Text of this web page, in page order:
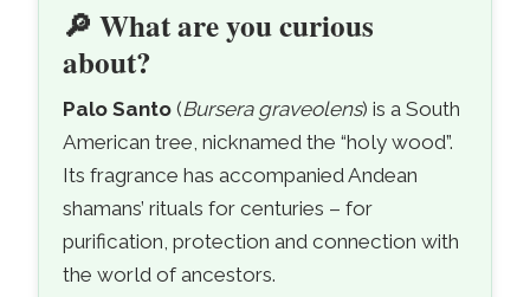
🔎 What are you curious
about?
Palo Santo (Bursera graveolens) is a South
American tree, nicknamed the “holy wood”.
Its fragrance has accompanied Andean
shamans’ rituals for centuries – for
purification, protection and connection with
the world of ancestors.